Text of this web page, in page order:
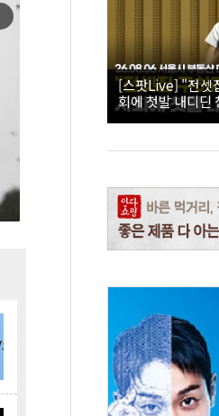
[스팟Live] "전셋
회에 첫발 내디딘
시 부동산 대토론